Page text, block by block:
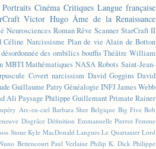
Portraits Cinéma Critiques Langue française
Victor Hugo Âme de la Renaissance
Neurosciences Roman Rêve Scanner StarCraft II
Céline Narcissisme Plan de vie Alain de Botton
des ombilics bouffis Théâtre William
MBTI Mathématiques NASA Robots Saint-Jean-
Covert narcissism David Goggins David
Guillaume PatryGénéalogie INFJJames Webb
Ali Paysage Philippe Guillemant Primate Rainer
Arc-en-ciel Barbara Sher Belgique Big Five Bob
Disgrâce Définition Emmanuelle Pierrot Femme
Stone Kyle MacDonald Langues Le Quartanier Lord
Bettencourt Paul Verlaine Philip K. Dick Philippe